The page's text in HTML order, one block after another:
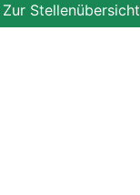
Zur Stellenübersicht